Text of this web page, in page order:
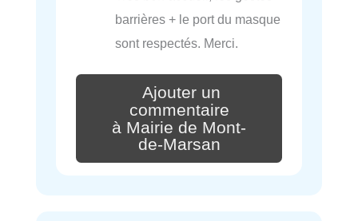
barrières + le port du masque
sont respectés. Merci.
Ajouter un
commentaire
à Mairie de Mont-
de-Marsan